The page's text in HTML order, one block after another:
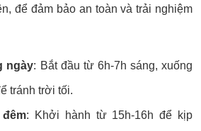
để đảm bảo an toàn và trải nghiệm
ngày: Bắt đầu từ 6h-7h sáng, xuống
tránh trời tối.
: Khởi hành từ 15h-16h để kịp